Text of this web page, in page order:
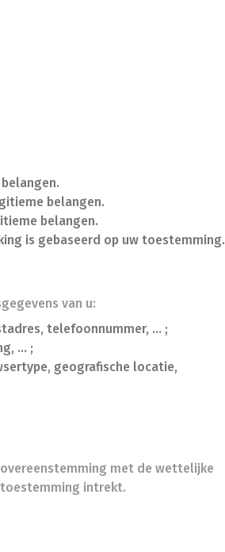
belangen.
belangen.
is gebaseerd op uw toestemming.
van u:
telefoonnummer, ... ;
… ;
geografische locatie,
met de wettelijke
toestemming intrekt.